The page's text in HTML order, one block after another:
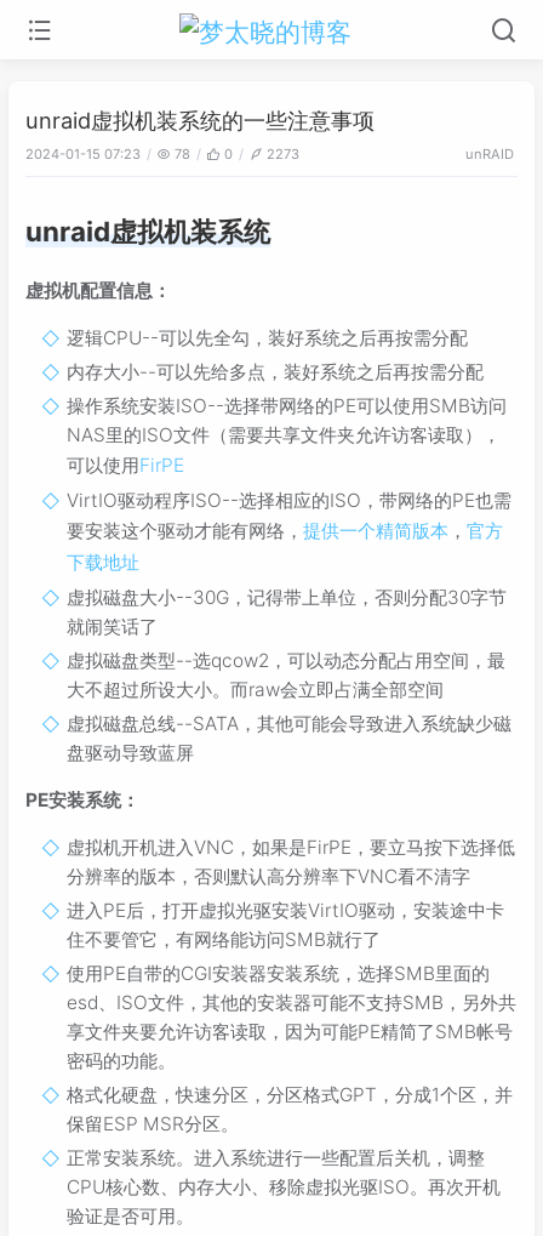
unraid虚拟机装系统的一些注意事项
2024-01-15 07:23 78 0 2273 unRAID
unraid虚拟机装系统
虚拟机配置信息：
逻辑CPU--可以先全勾，装好系统之后再按需分配
内存大小--可以先给多点，装好系统之后再按需分配
操作系统安装ISO--选择带网络的PE可以使用SMB访问
NAS里的ISO文件（需要共享文件夹允许访客读取），
可以使用FirPE
VirtIO驱动程序ISO--选择相应的ISO，带网络的PE也需
要安装这个驱动才能有网络，提供一个精简版本 ，官方
下载地址
虚拟磁盘大小--30G，记得带上单位，否则分配30字节
就闹笑话了
虚拟磁盘类型--选qcow2，可以动态分配占用空间，最
大不超过所设大小。而raw会立即占满全部空间
虚拟磁盘总线--SATA，其他可能会导致进入系统缺少磁
盘驱动导致蓝屏
PE安装系统：
虚拟机开机进入VNC，如果是FirPE，要立马按下选择低
分辨率的版本，否则默认高分辨率下VNC看不清字
进入PE后，打开虚拟光驱安装VirtIO驱动，安装途中卡
住不要管它，有网络能访问SMB就行了
使用PE自带的CGI安装器安装系统，选择SMB里面的
esd、ISO文件，其他的安装器可能不支持SMB，另外共
享文件夹要允许访客读取，因为可能PE精简了SMB帐号
密码的功能。
格式化硬盘，快速分区，分区格式GPT，分成1个区，并
保留ESP MSR分区。
正常安装系统。进入系统进行一些配置后关机，调整
CPU核心数、内存大小、移除虚拟光驱ISO。再次开机
验证是否可用。